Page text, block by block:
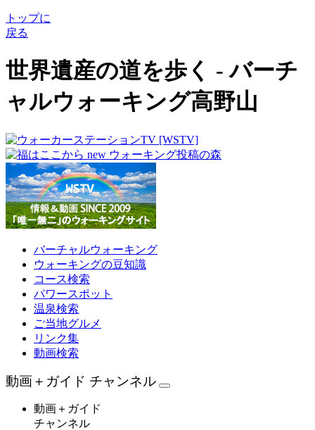
トップに
戻る
世界遺産の道を歩く - バーチ
ャルウォーキング高野山
バーチャルウォーキング
ウォーキングの豆知識
コース検索
パワースポット
温泉検索
ご当地グルメ
リンク集
動画検索
動画＋ガイド チャンネル
動画＋ガイド
チャンネル